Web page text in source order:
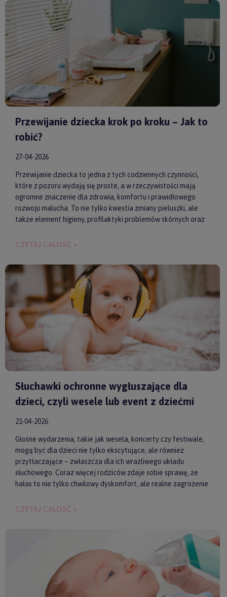
HuggimalsczyMembantu
, masz pewność, że dajesz swojemu
dziecku bezpieczne i skuteczne wsparcie każdego dnia.
Przewijanie dziecka krok po kroku – Jak to
robić?
27-04-2026
Przewijanie dziecka to jedna z tych codziennych czynności,
które z pozoru wydają się proste, a w rzeczywistości mają
ogromne znaczenie dla zdrowia, komfortu i prawidłowego
rozwoju malucha. To nie tylko kwestia zmiany pieluszki, ale
także element higieny, profilaktyki problemów skórnych oraz
CZYTAJ CAŁOŚĆ »
Słuchawki ochronne wygłuszające dla
dzieci, czyli wesele lub event z dziećmi
21-04-2026
Głośne wydarzenia, takie jak wesela, koncerty czy festiwale,
mogą być dla dzieci nie tylko ekscytujące, ale również
przytłaczające – zwłaszcza dla ich wrażliwego układu
słuchowego. Coraz więcej rodziców zdaje sobie sprawę, że
hałas to nie tylko chwilowy dyskomfort, ale realne zagrożenie
słuchawki ochronne przestają być postrzegane jako zbędny
CZYTAJ CAŁOŚĆ »